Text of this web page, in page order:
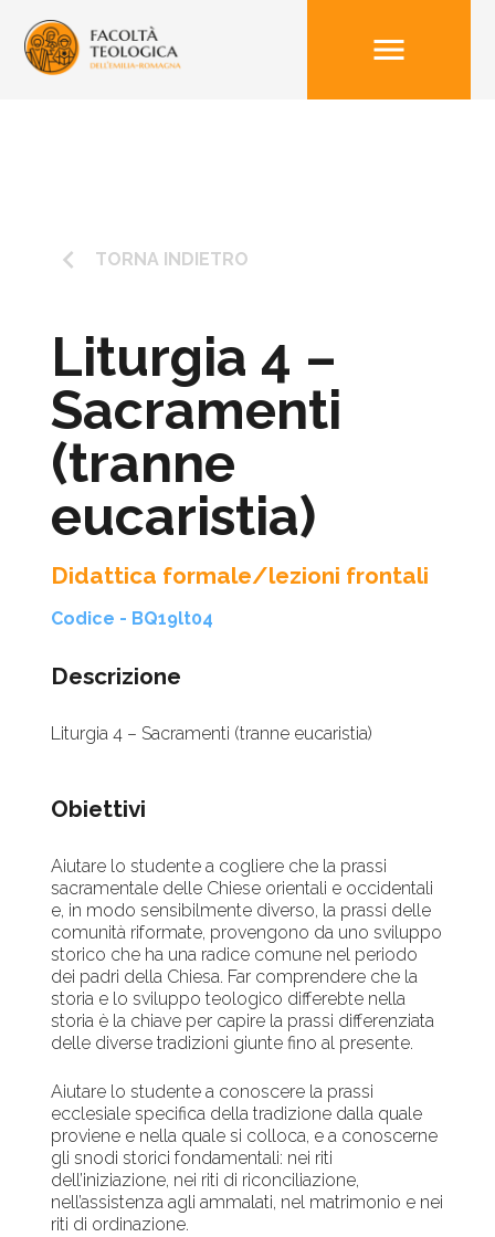
menu
keyboard_arrow_left TORNA INDIETRO
Liturgia 4 –
Sacramenti
(tranne
eucaristia)
Didattica formale/lezioni frontali
Codice - BQ19lt04
Descrizione
Liturgia 4 – Sacramenti (tranne eucaristia)
Obiettivi
Aiutare lo studente a cogliere che la prassi
sacramentale delle Chiese orientali e occidentali
e, in modo sensibilmente diverso, la prassi delle
comunità riformate, provengono da uno sviluppo
storico che ha una radice comune nel periodo
dei padri della Chiesa. Far comprendere che la
storia e lo sviluppo teologico differebte nella
storia è la chiave per capire la prassi differenziata
delle diverse tradizioni giunte fino al presente.
Aiutare lo studente a conoscere la prassi
ecclesiale specifica della tradizione dalla quale
proviene e nella quale si colloca, e a conoscerne
gli snodi storici fondamentali: nei riti
dell’iniziazione, nei riti di riconciliazione,
nell’assistenza agli ammalati, nel matrimonio e nei
riti di ordinazione.